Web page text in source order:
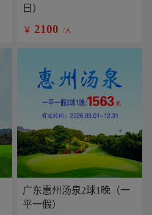
日）
￥ 2100 /人
广东惠州汤泉2球1晚（一
平一假）